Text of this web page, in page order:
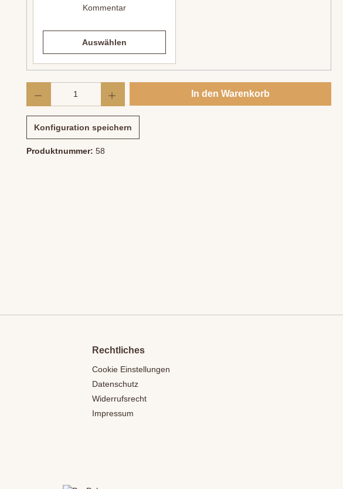
Kommentar
Auswählen
In den Warenkorb
Konfiguration speichern
Produktnummer: 58
Rechtliches
Cookie Einstellungen
Datenschutz
Widerrufsrecht
Impressum